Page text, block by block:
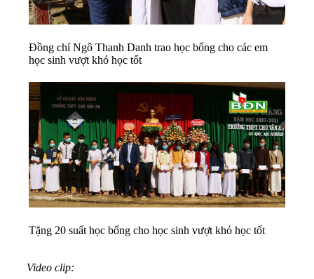
Đồng chí Ngô Thanh Danh trao học bổng cho các em
học sinh vượt khó học tốt
Tặng 20 suất học bổng cho học sinh vượt khó học tốt
Video clip: